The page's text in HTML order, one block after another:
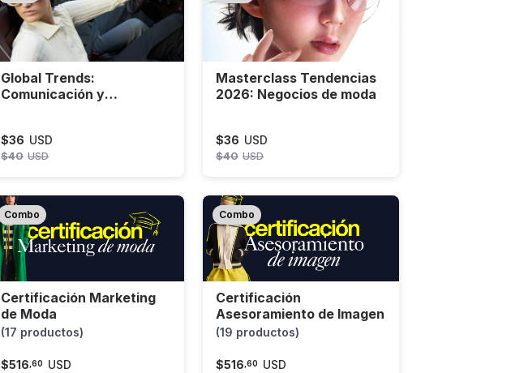
Global Trends:
Comunicación y
$36 USD
$40 USD
Masterclass Tendencias
2026: Negocios de moda
$36 USD
$40 USD
Combo
Certificación Marketing
de Moda
(17 productos)
$516 ,60 USD
Combo
Certificación
Asesoramiento de Imagen
(19 productos)
$516 ,60 USD